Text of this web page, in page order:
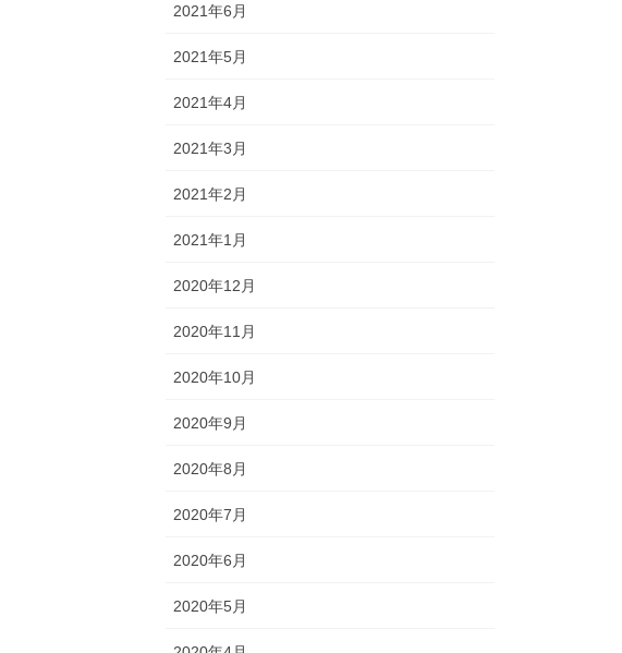
2021年6月
2021年5月
2021年4月
2021年3月
2021年2月
2021年1月
2020年12月
2020年11月
2020年10月
2020年9月
2020年8月
2020年7月
2020年6月
2020年5月